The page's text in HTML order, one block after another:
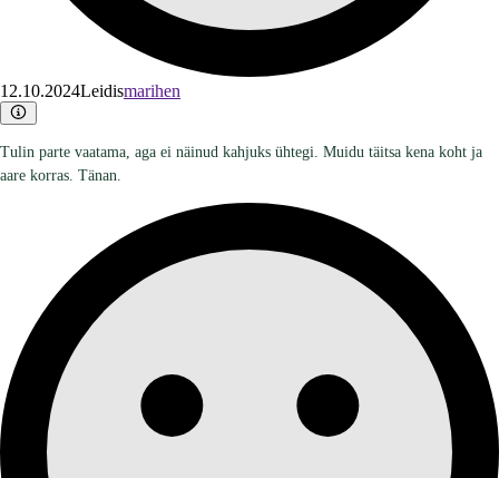
12.10.2024Leidismarihen
Tulin parte vaatama, aga ei näinud kahjuks ühtegi. Muidu täitsa kena koht ja
aare korras. Tänan.